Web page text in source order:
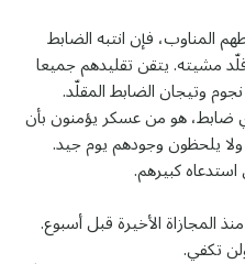
المناوب، فإن انتبه الضابط
مشيته. يتقن تقليدهم جميعا
وتيجان الضابط المقلّد.
هو من عسكر يؤمنون بأن
يلحظون وجودهم يوم جيد.
كبيرهم.
المجازاة الأخيرة قبل أسبوع.
تكفي.